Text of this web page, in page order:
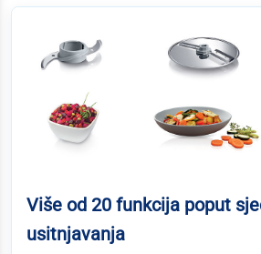
Više od 20 funkcija poput
usitnjavanja